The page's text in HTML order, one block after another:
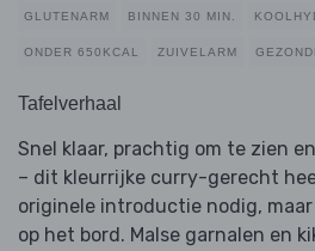
GLUTENARM BINNEN 30 MIN.
ONDER 650KCAL ZUIVELARM
Tafelverhaal
Snel klaar, prachtig om te zien
– dit kleurrijke curry-gerecht
originele introductie nodig,
op het bord. Malse garnalen en